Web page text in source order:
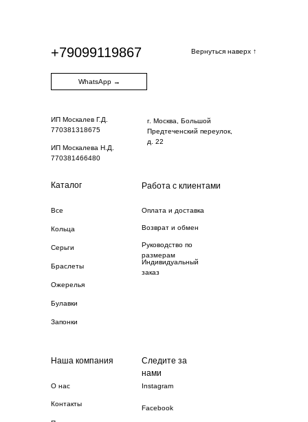
Каталог Работа с клиентами
Наша компания
Следите за
нами
Все
Кольца
Серьги
Браслеты
Ожерелья
Булавки
Запонки
Оплата и доставка
Возврат и обмен
Индивидуальный
заказ
Руководство по
размерам
Вернуться наверх ↑
+79099119867
О нас
Контакты
Instagram
Facebook
WhatsApp →
ИП Москалева Н.Д.
770381466480
ИП Москалев Г.Д.
770381318675
г. Москва, Большой
Предтеченский переулок,
д. 22